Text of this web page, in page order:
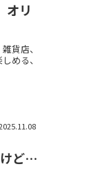
オリ
貨店、
める、
けど…